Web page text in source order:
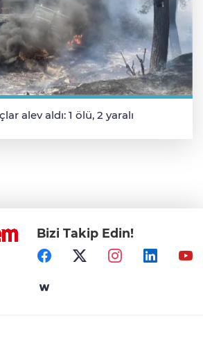
alev aldı: 1 ölü, 2 yaralı
Bizi Takip Edin!